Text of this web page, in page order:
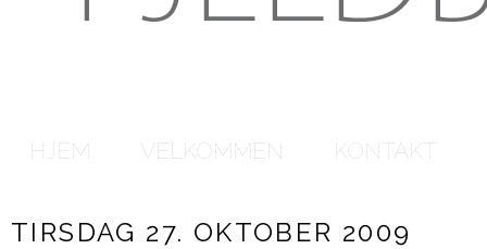
HJEM VELKOMMEN KONTAKT
TIRSDAG 27. OKTOBER 2009